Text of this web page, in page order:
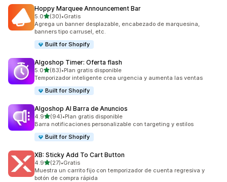
Hoppy Marquee Announcement Bar
5.0de 5 estrellas
(30)
30 reseñas en total
•Gratis
Agrega un banner desplazable, encabezado de marquesina,
banners tipo carrusel, etc.
Built for Shopify
Algoshop Timer: Oferta flash
5.0de 5 estrellas
(83)
83 reseñas en total
•Plan gratis disponible
Temporizador inteligente crea urgencia y aumenta las ventas
Built for Shopify
Algoshop AI Barra de Anuncios
4.9de 5 estrellas
(94)
94 reseñas en total
•Plan gratis disponible
Barra notificaciones personalizable con targeting y estilos
Built for Shopify
XB: Sticky Add To Cart Button
4.9de 5 estrellas
(27)
27 reseñas en total
•Gratis
Muestra un carrito fijo con temporizador de cuenta regresiva y
botón de compra rápida